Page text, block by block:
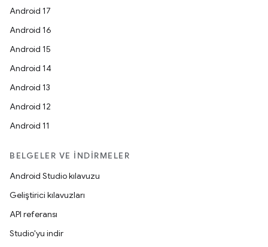
Android 17
Android 16
Android 15
Android 14
Android 13
Android 12
Android 11
BELGELER VE İNDIRMELER
Android Studio kılavuzu
Geliştirici kılavuzları
API referansı
Studio'yu indir